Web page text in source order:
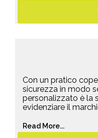
Con un pratico
sicurezza in modo
personalizzato è la
evidenziare il
Read More...